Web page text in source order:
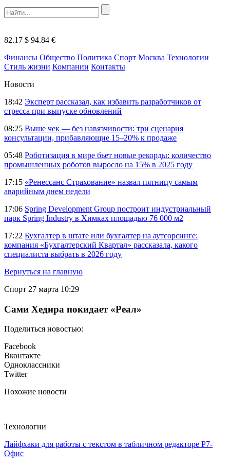
82.17 $ 94.84 €
Финансы Общество Политика Спорт Москва Технологии
Стиль жизни Компании Контакты
Новости
18:42 Эксперт рассказал, как избавить разработчиков от
стресса при выпуске обновлений
08:25 Выше чек — без навязчивости: три сценария
консультации, прибавляющие 15–20% к продаже
05:48 Роботизация в мире бьет новые рекорды: количество
промышленных роботов выросло на 15% в 2025 году
17:15 «Ренессанс Страхование» назвал пятницу самым
аварийным днем недели
17:06 Spring Development Group построит индустриальный
парк Spring Industry в Химках площадью 76 000 м2
17:22 Бухгалтер в штате или бухгалтер на аутсорсинге:
компания «Бухгалтерский Квартал» рассказала, какого
специалиста выбрать в 2026 году
Вернуться на главную
Спорт 27 марта 10:29
Сами Хедира покидает «Реал»
Поделиться новостью:
Facebook
Вконтакте
Одноклассники
Twitter
Похожие новости
Технологии
Лайфхаки для работы с текстом в табличном редакторе Р7-
Офис